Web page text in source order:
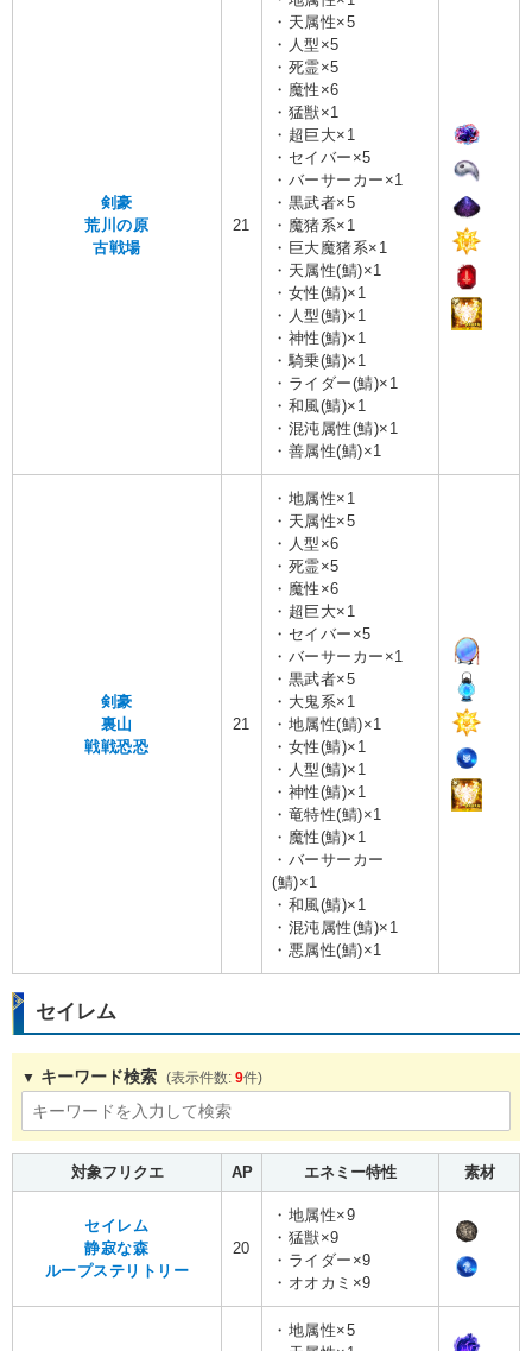
剣豪
荒川の原
古戦場
21
・天属性×5
・人型×5
・死霊×5
・魔性×6
・猛獣×1
・超巨大×1
・セイバー×5
・バーサーカー×1
・黒武者×5
・魔猪系×1
・巨大魔猪系×1
・天属性(鯖)×1
・女性(鯖)×1
・人型(鯖)×1
・神性(鯖)×1
・騎乗(鯖)×1
・ライダー(鯖)×1
・和風(鯖)×1
・混沌属性(鯖)×1
・善属性(鯖)×1
剣豪
裏山
戦戦恐恐
21
・地属性×1
・天属性×5
・人型×6
・死霊×5
・魔性×6
・超巨大×1
・セイバー×5
・バーサーカー×1
・黒武者×5
・大鬼系×1
・地属性(鯖)×1
・女性(鯖)×1
・人型(鯖)×1
・神性(鯖)×1
・竜特性(鯖)×1
・魔性(鯖)×1
・バーサーカー
(鯖)×1
・和風(鯖)×1
・混沌属性(鯖)×1
・悪属性(鯖)×1
セイレム
キーワード検索 9
対象フリクエ AP エネミー特性 素材
セイレム
静寂な森
ループステリトリー
20
・地属性×9
・猛獣×9
・ライダー×9
・オオカミ×9
・地属性×5